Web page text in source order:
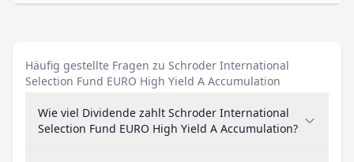
Häufig gestellte Fragen zu Schroder International
Selection Fund EURO High Yield A Accumulation
Wie viel Dividende zahlt Schroder International
Selection Fund EURO High Yield A Accumulation?